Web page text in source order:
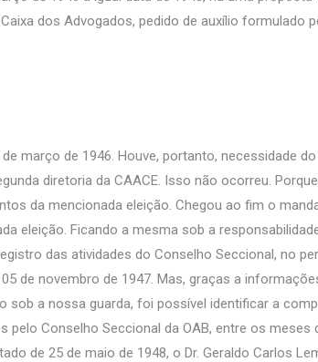
dos Advogados, pedido de auxílio formulado
março de 1946. Houve, portanto, necessidade
diretoria da CAACE. Isso não ocorreu.
da mencionada eleição. Chegou ao fim o
eleição. Ficando a mesma sob a
das atividades do Conselho Seccional, no
de novembro de 1947. Mas, graças a
sob a nossa guarda, foi possível identificar a
Conselho Seccional da OAB, entre os meses
de 25 de maio de 1948, o Dr. Geraldo Carlos